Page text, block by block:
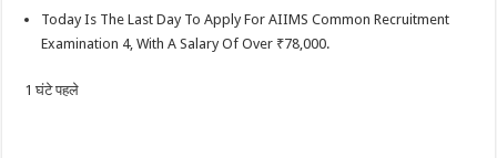
Today Is The Last Day To Apply For AIIMS Common Recruitment
Examination 4, With A Salary Of Over ₹78,000.
1 घंटे पहले